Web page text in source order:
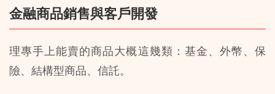
金融商品銷售與客戶開發
理專手上能賣的商品大概這幾類：基金、外幣、保
險、結構型商品、信託。